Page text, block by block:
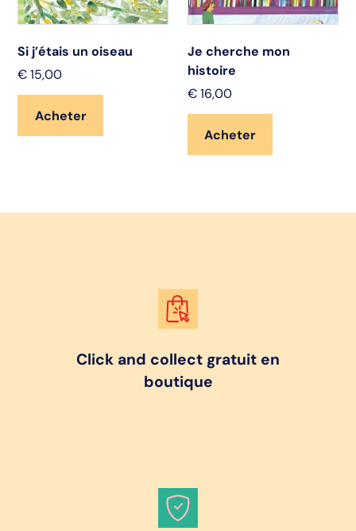
Si j’étais un oiseau
€ 15,00
Acheter
Je cherche mon
histoire
€ 16,00
Acheter
Click and collect gratuit en
boutique